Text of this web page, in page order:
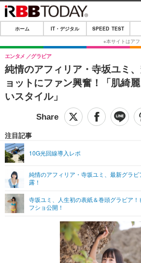
ホーム
IT・デジタル
IT・デジタルTOP
ネタ
ショッピング
SPEED TEST
エンタメ
エンタメTOP
音楽
グラビア
ペット
その他
リリース一覧
プッシュ通知の停止方法
ホーム IT・デジタル SPEED TEST
純情のアフィリア・寺坂ユミ
ョットにファン興奮！「肌綺
いスタイル」
エンタメ グラビア
注目記事
10G光回線導入レポ
純情のアフィリア・寺坂ユミ、最新グラ
露！
寺坂ユミ、人生初の表紙＆巻頭グラビア
フショ公開！